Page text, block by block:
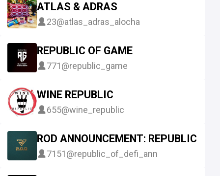
ATLAS & ADRAS
23@atlas_adras_alocha
REPUBLIC OF GAME
771@republic_game
WINE REPUBLIC
655@wine_republic
ROD ANNOUNCEMENT: REPUBLIC OF
7151@republic_of_defi_ann